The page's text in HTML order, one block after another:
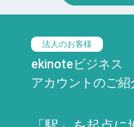
法人のお客様
ekinoteビジネス
アカウントのご紹